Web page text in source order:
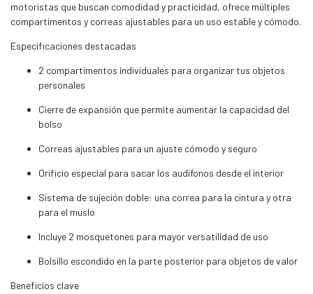
motoristas que buscan comodidad y practicidad, ofrece múltiples
compartimentos y correas ajustables para un uso estable y cómodo.
Especificaciones destacadas
2 compartimentos individuales para organizar tus objetos
personales
Cierre de expansión que permite aumentar la capacidad del
bolso
Correas ajustables para un ajuste cómodo y seguro
Orificio especial para sacar los audífonos desde el interior
Sistema de sujeción doble: una correa para la cintura y otra
para el muslo
Incluye 2 mosquetones para mayor versatilidad de uso
Bolsillo escondido en la parte posterior para objetos de valor
Beneficios clave